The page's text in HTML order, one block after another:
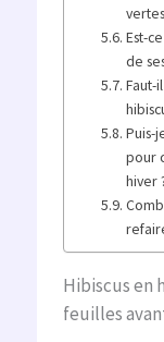
Est-
de
Faut-
Puis-
pour
hiver
Hibiscus en
feuilles